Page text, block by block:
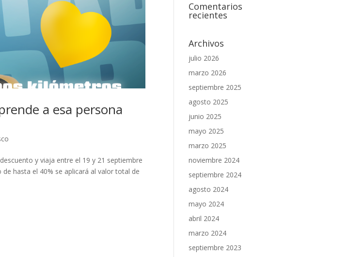
a esa persona
y viaja entre el 19 y 21 septiembre
hasta el 40% se aplicará al valor total de
Comentarios
recientes
Archivos
julio 2026
marzo 2026
septiembre 2025
agosto 2025
junio 2025
mayo 2025
marzo 2025
noviembre 2024
septiembre 2024
agosto 2024
mayo 2024
abril 2024
marzo 2024
septiembre 2023